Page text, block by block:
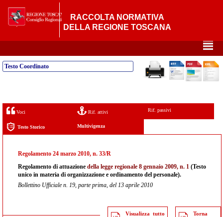
RACCOLTA NORMATIVA
DELLA REGIONE TOSCANA
²
Testo Coordinato
Voci Rif. attivi Rif. passivi
Testo Storico Multivigenza
Regolamento 24 marzo 2010, n. 33/R
Regolamento di attuazione della legge regionale 8 gennaio 2009, n. 1 (Testo
unico in materia di organizzazione e ordinamento del personale).
Bollettino Ufficiale n. 19, parte prima, del 13 aprile 2010
Visualizza tutto
Torna